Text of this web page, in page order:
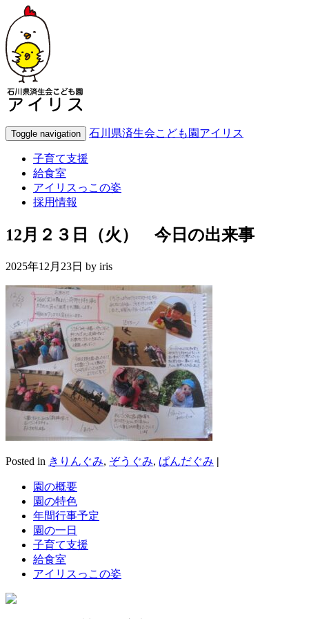
Toggle navigation 石川県済生会こども園アイリス
子育て支援
給食室
アイリスっこの姿
採用情報
12月２３日（火） 今日の出来事
2025年12月23日 by iris
Posted in きりんぐみ, ぞうぐみ, ぱんだぐみ |
園の概要
園の特色
年間行事予定
園の一日
子育て支援
給食室
アイリスっこの姿